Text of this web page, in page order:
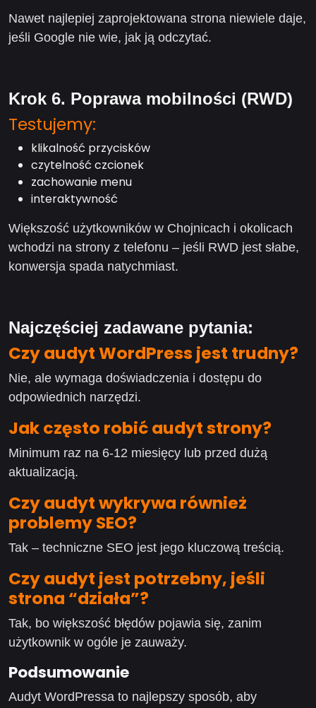
Nawet najlepiej zaprojektowana strona niewiele daje,
jeśli Google nie wie, jak ją odczytać.
Krok 6. Poprawa mobilności (RWD)
Testujemy:
klikalność przycisków
czytelność czcionek
zachowanie menu
interaktywność
Większość użytkowników w Chojnicach i okolicach
wchodzi na strony z telefonu – jeśli RWD jest słabe,
konwersja spada natychmiast.
Najczęściej zadawane pytania:
Czy audyt WordPress jest trudny?
Nie, ale wymaga doświadczenia i dostępu do
odpowiednich narzędzi.
Jak często robić audyt strony?
Minimum raz na 6-12 miesięcy lub przed dużą
aktualizacją.
Czy audyt wykrywa również
problemy SEO?
Tak – techniczne SEO jest jego kluczową treścią.
Czy audyt jest potrzebny, jeśli
strona “działa”?
Tak, bo większość błędów pojawia się, zanim
użytkownik w ogóle je zauważy.
Podsumowanie
Audyt WordPressa to najlepszy sposób, aby